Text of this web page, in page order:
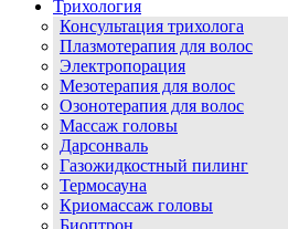
Трихология
Консультация трихолога
Плазмотерапия для волос
Электропорация
Мезотерапия для волос
Озонотерапия для волос
Массаж головы
Дарсонваль
Газожидкостный пилинг
Термосауна
Криомассаж головы
Биоптрон